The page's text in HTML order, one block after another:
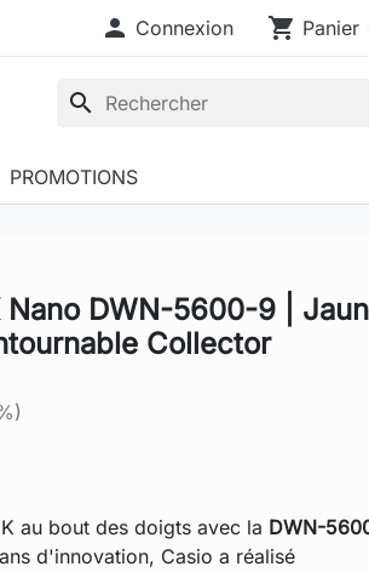
 Connexion shopping_cart Panier
search
PROMOTIONS
Nano DWN-5600-9 |
Collector
au bout des doigts avec la DWN-
d'innovation, Casio a réalisé